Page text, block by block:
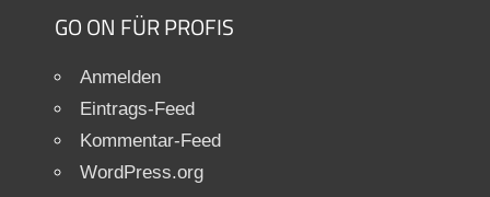
GO ON FÜR PROFIS
Anmelden
Eintrags-Feed
Kommentar-Feed
WordPress.org